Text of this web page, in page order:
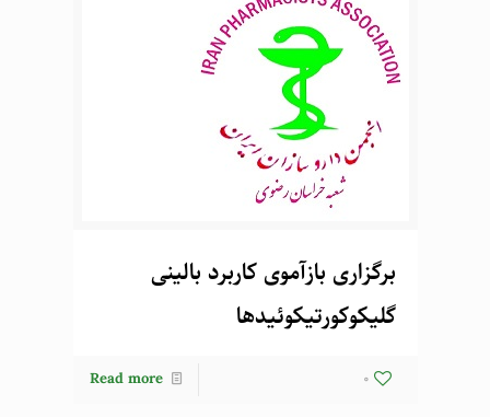
برگزاری بازآموی کاربرد بالینی
گلیکوکورتیکوئیدها
0
Read more